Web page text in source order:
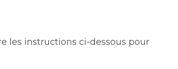
les instructions ci-dessous pour